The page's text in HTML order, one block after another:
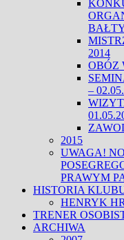
2014
OBÓZ
–
2015
UWAGA!
PRAWYM
HISTORIA
HENRYK
TRENER
ARCHIWA